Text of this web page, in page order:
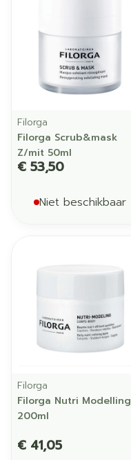
Filorga
Filorga Scrub&mask
Z/mit 50ml
€ 53,50
Niet beschikbaar
Filorga
Filorga Nutri Modelling
200ml
€ 41,05